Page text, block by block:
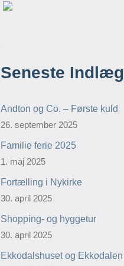
Seneste Indlæg
Andton og Co. – Første kuld
26. september 2025
Familie ferie 2025
1. maj 2025
Fortælling i Nykirke
30. april 2025
Shopping- og hyggetur
30. april 2025
Ekkodalshuset og Ekkodalen